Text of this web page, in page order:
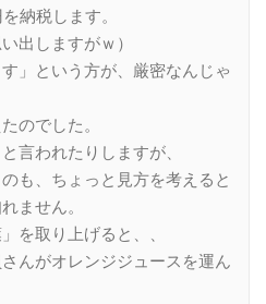
納税します。
出しますがｗ）
」という方が、厳密なんじゃ
のでした。
言われたりしますが、
も、ちょっと見方を考えると
ません。
を取り上げると、、
んがオレンジジュースを運ん